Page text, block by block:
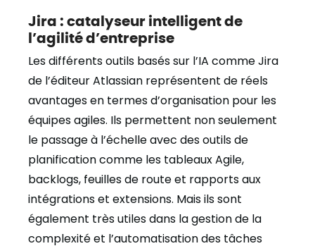
Jira : catalyseur intelligent de
l’agilité d’entreprise
Les différents outils basés sur l’IA comme Jira
de l’éditeur Atlassian représentent de réels
avantages en termes d’organisation pour les
équipes agiles. Ils permettent non seulement
le passage à l’échelle avec des outils de
planification comme les tableaux Agile,
backlogs, feuilles de route et rapports aux
intégrations et extensions. Mais ils sont
également très utiles dans la gestion de la
complexité et l’automatisation des tâches